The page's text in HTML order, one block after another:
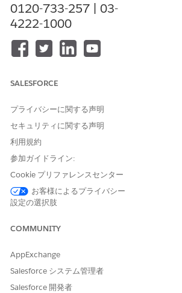
構文
ご意見をお待ちしておりま
0120-733-257 | 03-
4222-1000
SALESFORCE
プライバシーに関する声明
セキュリティに関する声明
利用規約
参加ガイドライン:
Cookie プリファレンスセンター
お客様によるプライバシー
設定の選択肢
COMMUNITY
AppExchange
Salesforce システム管理者
Salesforce 開発者